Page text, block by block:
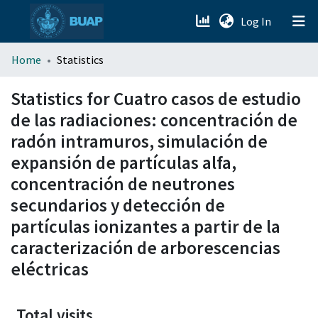
Log In (current)
menu.section.about_menu
All of DSpace
Home Statistics
Statistics for Cuatro casos de estudio
de las radiaciones: concentración de
radón intramuros, simulación de
expansión de partículas alfa,
concentración de neutrones
secundarios y detección de
partículas ionizantes a partir de la
caracterización de arborescencias
eléctricas